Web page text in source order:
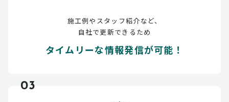
施工例やスタッフ紹介など、
自社で更新できるため
タイムリーな情報発信が可能！
03